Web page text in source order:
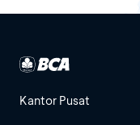
Kantor Pusat